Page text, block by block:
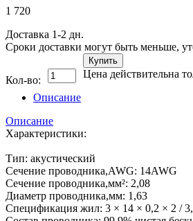
1 720
Доставка 1-2 дн.
Сроки доставки могут быть меньше,
Кол-во:
Купить
Цена действительна
Описание
Описание
Характеристики:
Тип: акустический
Сечение проводника,AWG: 14AWG
Сечение проводника,мм²: 2,08
Диаметр проводника,мм: 1,63
Спецификация жил: 3 × 14 × 0,2 × 2 /